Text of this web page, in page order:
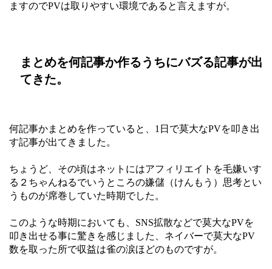
ますのでPVは取りやすい環境であると言えますが。
まとめを何記事か作るうちにバズる記事が出
てきた。
何記事かまとめを作っていると、1日で莫大なPVを叩き出
す記事が出てきました。
ちょうど、その頃はネットにはアフィリエイトを毛嫌いす
る２ちゃんねるでいうところの嫌儲（けんもう）思考とい
うものが席巻していた時期でした。
このような時期においても、SNS拡散などで莫大なPVを
叩き出せる事に驚きを感じました、ネイバーで莫大なPV
数を取った所で収益は雀の涙ほどのものですが。